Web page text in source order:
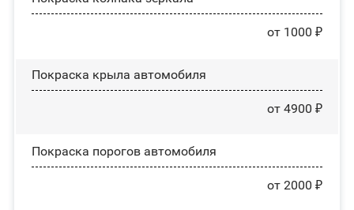
от 1000 ₽
Покраска крыла автомобиля
от 4900 ₽
Покраска порогов автомобиля
от 2000 ₽